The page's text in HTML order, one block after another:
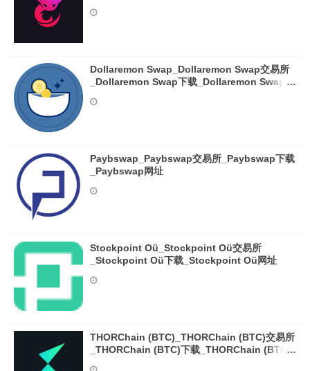
Dollaremon Swap_Dollaremon Swap交易所
_Dollaremon Swap下载_Dollaremon Swap网
Paybswap_Paybswap交易所_Paybswap下载
_Paybswap网址
Stockpoint Oü_Stockpoint Oü交易所
_Stockpoint Oü下载_Stockpoint Oü网址
THORChain (BTC)_THORChain (BTC)交易所
_THORChain (BTC)下载_THORChain (BTC)